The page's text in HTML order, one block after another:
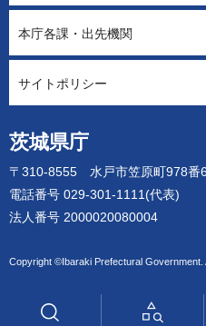
茨城県庁
〒310-8555 水戸市笠原町978番6
電話番号 029-301-1111(代表)
法人番号 2000020080004
Copyright ©Ibaraki Prefectural Government.
本庁各課・出先機関
サイトポリシー